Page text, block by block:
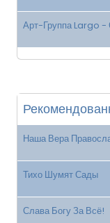
Арт-Группа Largo -
Наша Вера
Тихо Шумят Сады
Слава Богу За Всё!